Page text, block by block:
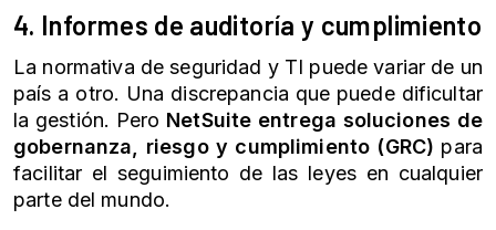
4. Informes de auditoría y cumplimiento
La normativa de seguridad y TI puede variar de un
país a otro. Una discrepancia que puede dificultar
la gestión. Pero NetSuite entrega soluciones de
gobernanza, riesgo y cumplimiento (GRC) para
facilitar el seguimiento de las leyes en cualquier
parte del mundo.